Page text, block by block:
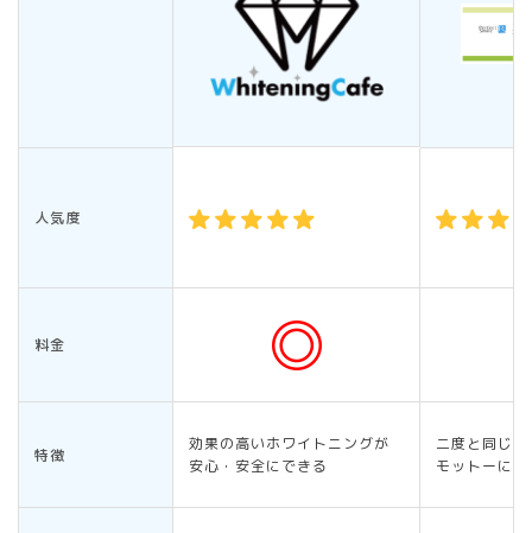
人気度
料金
特徴
効果の高いホワイトニングが
安心・安全にできる
二度と同じ
モットーに